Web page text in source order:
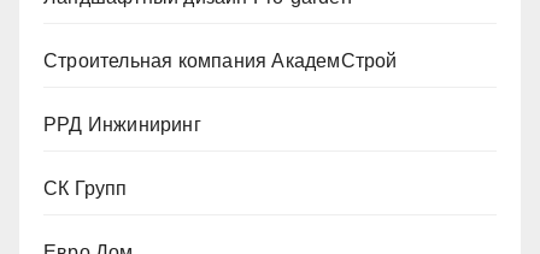
Строительная компания АкадемСтрой
РРД Инжиниринг
СК Групп